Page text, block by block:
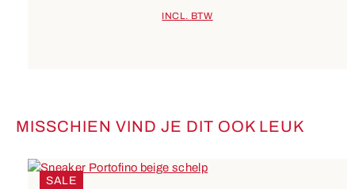
INCL. BTW
Productgalerij overslaan
MISSCHIEN VIND JE DIT OOK LEUK
SALE